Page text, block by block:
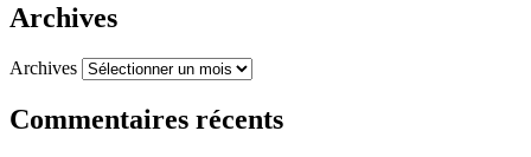
Archives
Archives
Commentaires récents